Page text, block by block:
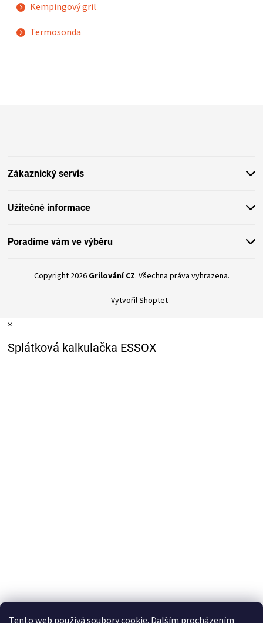
Kempingový gril
Termosonda
Zákaznický servis
Užitečné informace
Poradíme vám ve výběru
Vytvořil Shoptet
Copyright 2026 Grilování CZ. Všechna práva vyhrazena.
×
Splátková kalkulačka ESSOX